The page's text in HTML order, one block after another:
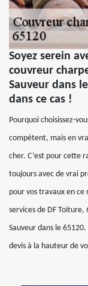
Soyez serein
couvreur
Sauveur dans
dans ce cas !
Pourquoi choisissez-
compétent, mais en
cher. C’est pour cette
toujours avec de vrai
pour vos travaux en ce
services de DF
Sauveur dans le
devis à la hauteur de